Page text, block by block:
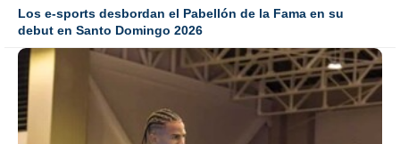
Los e-sports desbordan el Pabellón de la Fama en su
debut en Santo Domingo 2026